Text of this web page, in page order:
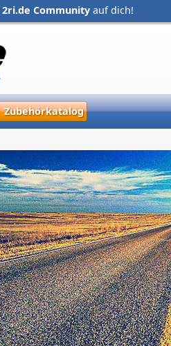
2ri.de Community auf dich!
Zubehörkatalog